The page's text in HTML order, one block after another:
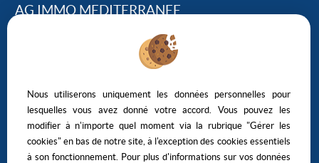
AG IMMO MEDITERRANEE
124, Avenue Georges Clemenceau – 34500 BEZIERS
Nous utiliserons uniquement les données personnelles pour
lesquelles vous avez donné votre accord. Vous pouvez les
modifier à n'importe quel moment via la rubrique "Gérer les
cookies" en bas de notre site, à l'exception des cookies essentiels
à son fonctionnement. Pour plus d'informations sur vos données